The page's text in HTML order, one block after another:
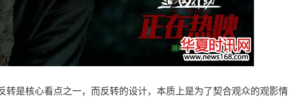
是核心看点之一，而反转的设计，本质上是为了契合观众的观影情